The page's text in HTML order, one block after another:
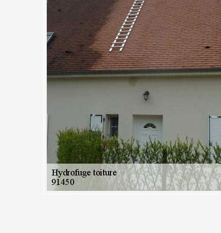
effectue l’hydrofugation de
Seine et dans tout le
non seulement pour protéger celle-ci des intempéries, mais aussi
performance optimale. Un toit parfaitement entretenu, vous
à condition de lui offrir le meilleur soin et traitement. Vous êtes à
à MC Couvreur 91 et ses professionnels de la toiture pour vous
de votre toiture. Si vous voulez que votre toit fasse bien
projets dès aujourd’hui.